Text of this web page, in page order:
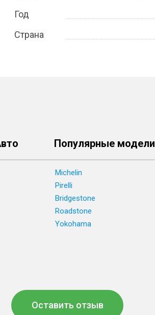
Год
Страна
Популярные модели
Michelin
Pirelli
Bridgestone
Roadstone
Yokohama
Оставить отзыв